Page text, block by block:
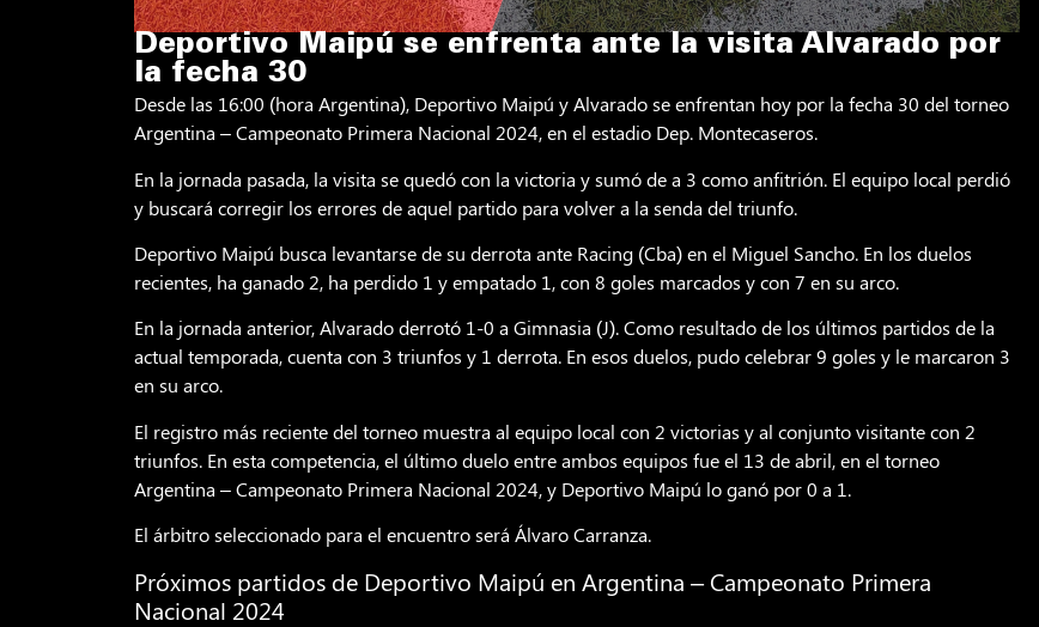
Deportivo Maipú se enfrenta ante la visita Alvarado por
la fecha 30
Desde las 16:00 (hora Argentina), Deportivo Maipú y Alvarado se enfrentan hoy por la fecha 30 del torneo
Argentina – Campeonato Primera Nacional 2024, en el estadio Dep. Montecaseros.
En la jornada pasada, la visita se quedó con la victoria y sumó de a 3 como anfitrión. El equipo local perdió
y buscará corregir los errores de aquel partido para volver a la senda del triunfo.
Deportivo Maipú busca levantarse de su derrota ante Racing (Cba) en el Miguel Sancho. En los duelos
recientes, ha ganado 2, ha perdido 1 y empatado 1, con 8 goles marcados y con 7 en su arco.
En la jornada anterior, Alvarado derrotó 1-0 a Gimnasia (J). Como resultado de los últimos partidos de la
actual temporada, cuenta con 3 triunfos y 1 derrota. En esos duelos, pudo celebrar 9 goles y le marcaron 3
en su arco.
El registro más reciente del torneo muestra al equipo local con 2 victorias y al conjunto visitante con 2
triunfos. En esta competencia, el último duelo entre ambos equipos fue el 13 de abril, en el torneo
Argentina – Campeonato Primera Nacional 2024, y Deportivo Maipú lo ganó por 0 a 1.
El árbitro seleccionado para el encuentro será Álvaro Carranza.
Próximos partidos de Deportivo Maipú en Argentina – Campeonato Primera
Nacional 2024